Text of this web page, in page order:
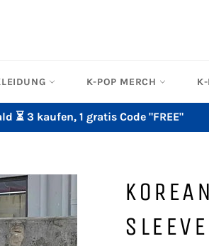
K-POP MERCH
⏳ 3 kaufen, 1 gratis Code "FREE"